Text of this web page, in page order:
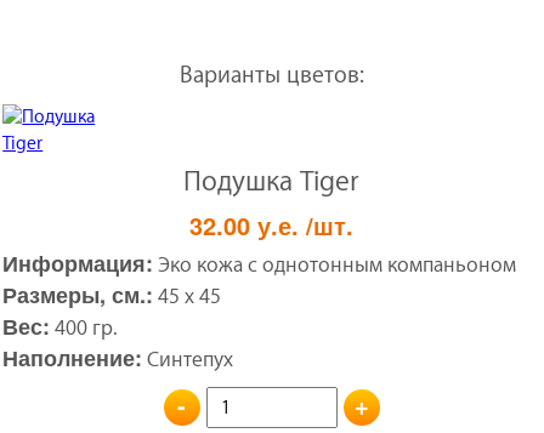
Варианты цветов:
Подушка Tiger
32.00у.е. /шт.
Информация: Эко кожа с однотонным компаньоном
Размеры, см.: 45 x 45
Вес: 400 гр.
Наполнение: Синтепух
- +